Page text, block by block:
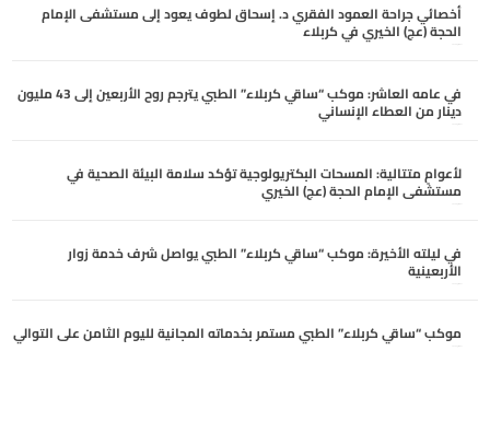
أخصائي جراحة العمود الفقري د. إسحاق لطوف يعود إلى مستشفى الإمام
الحجة (عج) الخيري في كربلاء
في عامه العاشر: موكب “ساقي كربلاء” الطبي يترجم روح الأربعين إلى 43 مليون
دينار من العطاء الإنساني
لأعوامٍ متتالية: المسحات البكتريولوجية تؤكد سلامة البيئة الصحية في
مستشفى الإمام الحجة (عج) الخيري
في ليلته الأخيرة: موكب “ساقي كربلاء” الطبي يواصل شرف خدمة زوار
الأربعينية
موكب “ساقي كربلاء” الطبي مستمر بخدماته المجانية لليوم الثامن على التوالي